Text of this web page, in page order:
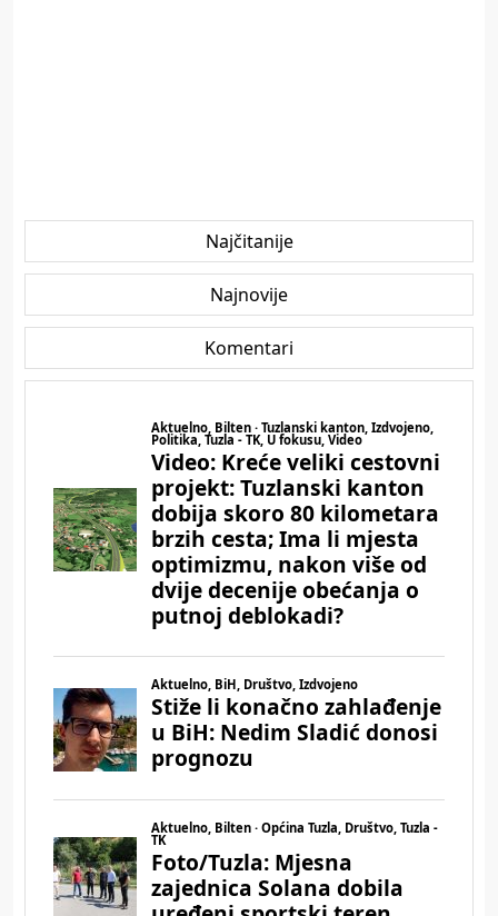
Najčitanije
Najnovije
Komentari